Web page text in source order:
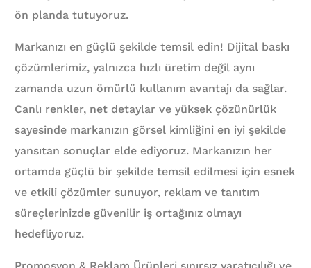
ön planda tutuyoruz.
Markanızı en güçlü şekilde temsil edin! Dijital baskı
çözümlerimiz, yalnızca hızlı üretim değil aynı
zamanda uzun ömürlü kullanım avantajı da sağlar.
Canlı renkler, net detaylar ve yüksek çözünürlük
sayesinde markanızın görsel kimliğini en iyi şekilde
yansıtan sonuçlar elde ediyoruz. Markanızın her
ortamda güçlü bir şekilde temsil edilmesi için esnek
ve etkili çözümler sunuyor, reklam ve tanıtım
süreçlerinizde güvenilir iş ortağınız olmayı
hedefliyoruz.